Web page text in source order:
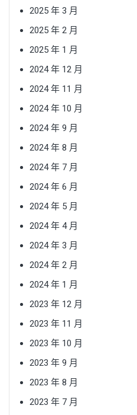
2025 年 3 月
2025 年 2 月
2025 年 1 月
2024 年 12 月
2024 年 11 月
2024 年 10 月
2024 年 9 月
2024 年 8 月
2024 年 7 月
2024 年 6 月
2024 年 5 月
2024 年 4 月
2024 年 3 月
2024 年 2 月
2024 年 1 月
2023 年 12 月
2023 年 11 月
2023 年 10 月
2023 年 9 月
2023 年 8 月
2023 年 7 月